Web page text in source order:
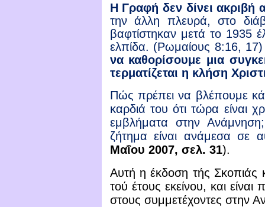
Η Γραφή δεν δίνει
την άλλη πλευρά, στο
βαφτίστηκαν μετά το 1935
ελπίδα. (Ρωμαίους 8:16,
να καθορίσουμε μια
τερματίζεται η κλήση
Πώς πρέπει να βλέπουμε
καρδιά του ότι τώρα είναι
εμβλήματα στην
ζήτημα είναι ανάμεσα σε
Μαΐου 2007, σελ. 31).
Αυτή η έκδοση τής
τού έτους εκείνου, και
στους συμμετέχοντες στην